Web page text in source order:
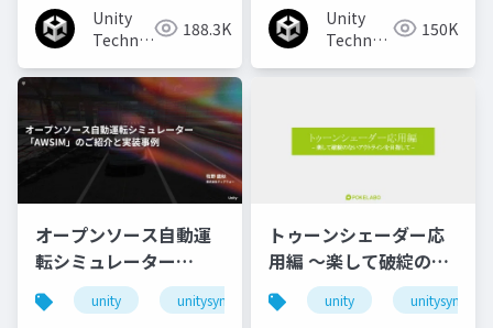
Unity
Technologies188.3K
Unity
Technologies150K
オープンソース自動運
転シミュレーター
「AWSIM」のご紹介と
実装事例
unity unitysync
トゥーンシェーダー応
用編 ～楽して破綻のな
いアウトラインを目指
して～
unity unitysync